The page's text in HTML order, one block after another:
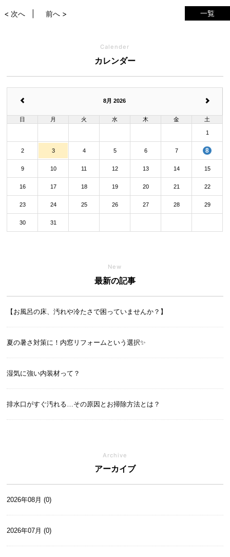
一覧
< 次へ 前へ >
Calender
カレンダー
8月 2026
日 月 火 水 木 金 土
1
2 3 4 5 6 7 8
9 10 11 12 13 14 15
16 17 18 19 20 21 22
23 24 25 26 27 28 29
30 31
New
最新の記事
【お風呂の床、汚れや冷たさで困っていませんか？】
夏の暑さ対策に！内窓リフォームという選択✨
湿気に強い内装材って？
排水口がすぐ汚れる…その原因とお掃除方法とは？
Archive
アーカイブ
2026年08月 (0)
2026年07月 (0)